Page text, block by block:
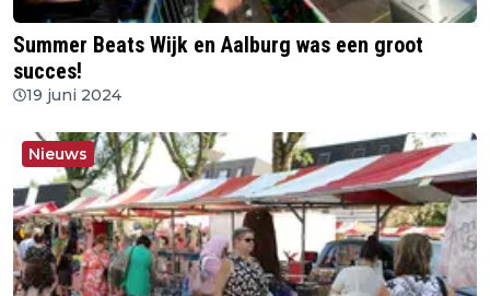
Summer Beats Wijk en Aalburg was een groot
succes!
19 juni 2024
Nieuws